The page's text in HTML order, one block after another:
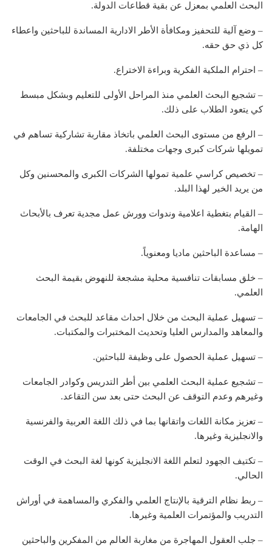
البحث العلمي بمعزل عن بقية قطاعات الدولة.
– وضع آلية للتحفيز ومكافأة الأطر الادارية المساندة للباحثين واعطاء
كل ذي حق حقه.
– احترام الملكية الفكرية وبراءة الاختراع.
– تشجيع البحث العلمي منذ المراحل الأولى للتعليم وبشكل مبسط
كي يتعود الطلاب على ذلك.
– الرفع من مستوى البحث العلمي باتخاذ مقاربة تشاركية تساهم في
تمويلها شركات كبرى وجهات مختلفة.
– تخصيص كراسي علمية تمولها الشركات الكبرى والمحسنين وكل
من يريد الخير لهذا البلد.
– القيام بتغطية اعلامية وندوات وورش عمل مجدية تعرف بالأبحاث
الهامة.
– مساعدة الباحثين ماديا ومعنوياً.
– خلق مسابقات تنافسية محلية مشجعة للنهوض بقيمة البحث
العلمي.
– تسهيل عملية البحث من خلال احداث مقاعد للبحث في الجامعات
والمعاهد والمدارس العليا وتحديث المختبرات والمكتبات.
– تسهيل عملية الحصول على وظيفة للباحثين.
– تشجيع عملية البحث العلمي بين أطر التدريس وكوادر الجامعات
وغيرهم وعدم التوقف عن البحث حتى بعد سن التقاعد.
– تعزيز مكانة اللغات واتقانها بما في ذلك اللغة العربية والفرنسية
والانجليزية وغيرها.
– تكتيف الجهود لتعلم اللغة الانجليزية كونها لغة البحث في الوقت
الحالي.
– ربط نظام الترقية بالإنتاج العلمي والفكري والمساهمة في أوراش
التدريب والمؤتمرات العلمية وغيرها.
– جلب العقول المهاجرة من مغاربة العالم من المفكرين والباحثين